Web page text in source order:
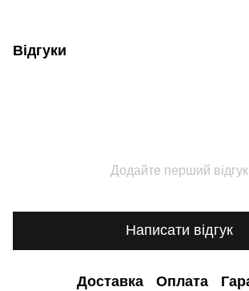
Відгуки
Додайте перший відгук
Написати відгук
Доставка Оплата